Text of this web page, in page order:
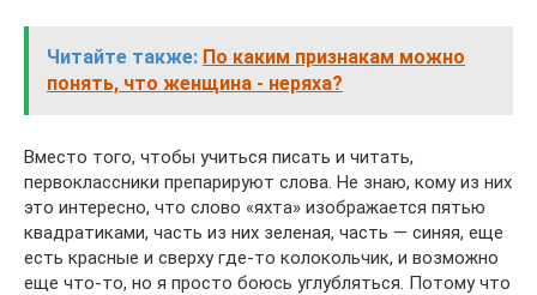
Читайте также: По каким признакам можно
понять, что женщина - неряха?
Вместо того, чтобы учиться писать и читать,
первоклассники препарируют слова. Не знаю, кому из них
это интересно, что слово «яхта» изображается пятью
квадратиками, часть из них зеленая, часть — синяя, еще
есть красные и сверху где-то колокольчик, и возможно
еще что-то, но я просто боюсь углубляться. Потому что